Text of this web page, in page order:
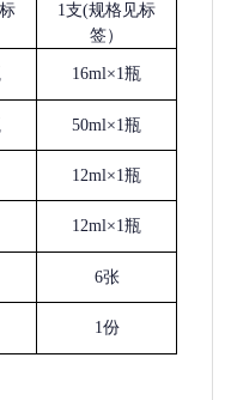
1支(规格见标
签）
16ml×1瓶
50ml×1瓶
12ml×1瓶
12ml×1瓶
6张
1份